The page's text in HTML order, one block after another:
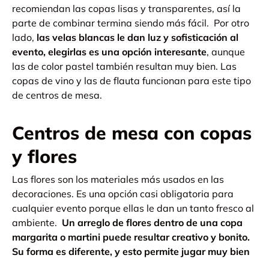
recomiendan las copas lisas y transparentes, así la
parte de combinar termina siendo más fácil. Por otro
lado, las velas blancas le dan luz y sofisticación al
evento, elegirlas es una opción interesante, aunque
las de color pastel también resultan muy bien. Las
copas de vino y las de flauta funcionan para este tipo
de centros de mesa.
Centros de mesa con copas
y flores
Las flores son los materiales más usados en las
decoraciones. Es una opción casi obligatoria para
cualquier evento porque ellas le dan un tanto fresco al
ambiente. Un arreglo de flores dentro de una copa
margarita o martini puede resultar creativo y bonito.
Su forma es diferente, y esto permite jugar muy bien